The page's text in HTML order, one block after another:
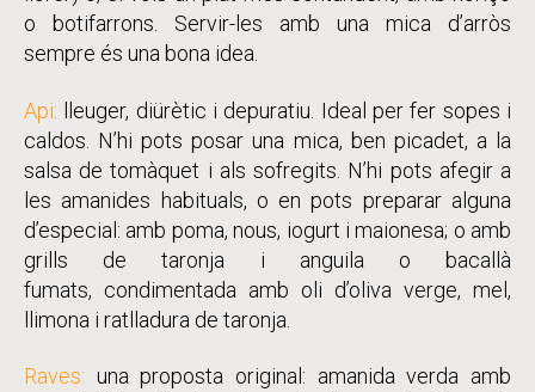
o botifarrons. Servir-les amb una mica d’arròs
sempre és una bona idea.
Api: lleuger, diürètic i depuratiu. Ideal per fer sopes i
caldos. N’hi pots posar una mica, ben picadet, a la
salsa de tomàquet i als sofregits. N’hi pots afegir a
les amanides habituals, o en pots preparar alguna
d’especial: amb poma, nous, iogurt i maionesa; o amb
grills de taronja i anguila o bacallà
fumats, condimentada amb oli d’oliva verge, mel,
llimona i ratlladura de taronja.
Raves: una proposta original: amanida verda amb